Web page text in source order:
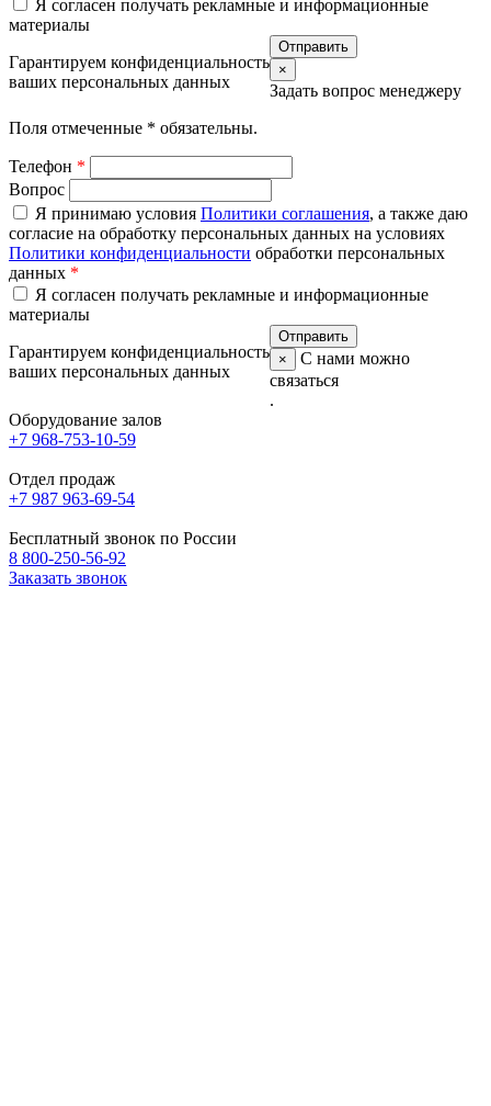
Я согласен получать рекламные и информационные
материалы
Гарантируем конфиденциальность
ваших персональных данных
×
Задать вопрос менеджеру
Поля отмеченные * обязательны.
Телефон *
Вопрос
Я принимаю условия Политики соглашения, а также даю
согласие на обработку персональных данных на условиях
Политики конфиденциальности обработки персональных
данных *
Я согласен получать рекламные и информационные
материалы
Гарантируем конфиденциальность
ваших персональных данных
×
С нами можно
связаться
.
Оборудование залов
+7 968-753-10-59
Отдел продаж
+7 987 963-69-54
Бесплатный звонок по России
8 800-250-56-92
Заказать звонок